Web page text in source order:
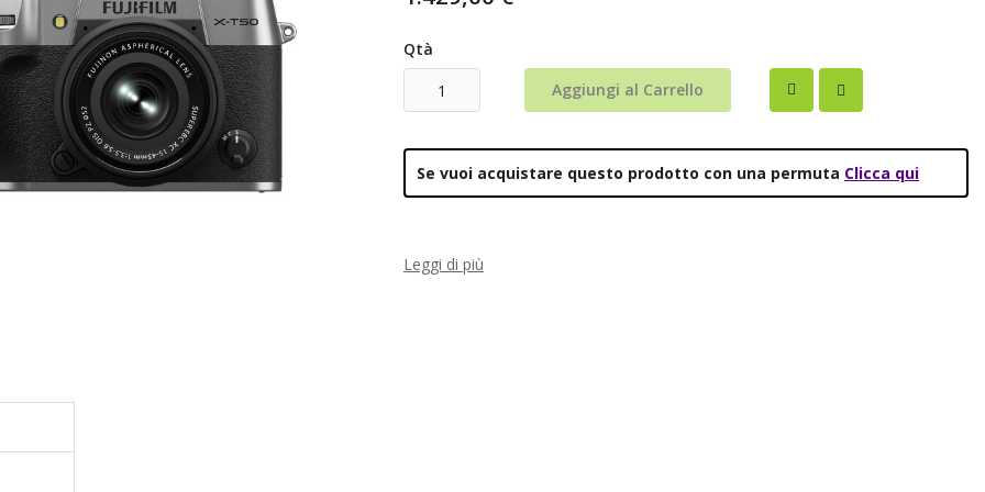
Qtà
Aggiungi al Carrello
Se vuoi acquistare questo prodotto con una permuta Clicca qui
Leggi di più